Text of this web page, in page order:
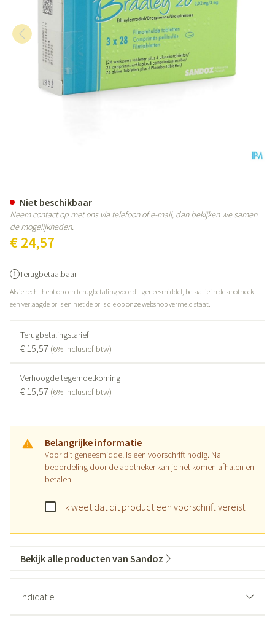
€ 24,57
Terugbetaalbaar
Als je recht hebt op een terugbetaling voor dit geneesmiddel, betaal je in de apotheek
een verlaagde prijs en niet de prijs die op onze webshop vermeld staat.
Terugbetalingstarief
€ 15,57 (6% inclusief btw)
Verhoogde tegemoetkoming
€ 15,57 (6% inclusief btw)
Belangrijke informatie
Voor dit geneesmiddel is een voorschrift nodig. Na
beoordeling door de apotheker kan je het komen afhalen en
betalen.
Ik weet dat dit product een voorschrift vereist.
Niet beschikbaar
Neem contact op met ons via telefoon of e-mail, dan bekijken we samen
de mogelijkheden.
Bekijk alle producten van Sandoz
Indicatie